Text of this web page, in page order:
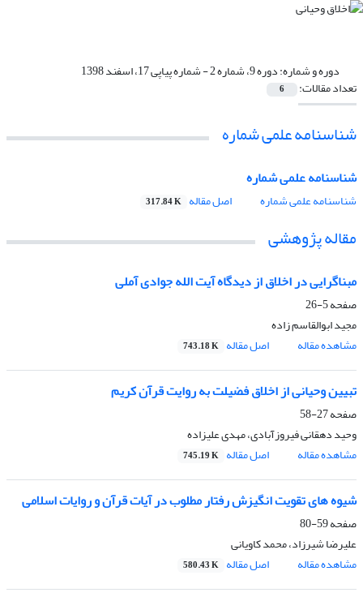
دوره و شماره:دوره 9، شماره 2 - شماره پیاپی 17، اسفند 1398
تعداد مقالات: 6
شناسنامه علمی شماره
شناسنامه علمی شماره
شناسنامه علمی شماره اصل مقاله 317.84 K
مقاله پژوهشی
مبناگرایی در اخلاق از دیدگاه آیت الله جوادی آملی
صفحه5-26
مجید ابوالقاسم زاده
مشاهده مقاله
اصل مقاله 743.18 K
تبیین وحیانی از اخلاق فضیلت به روایت قرآن کریم
صفحه27-58
وحید دهقانی فیروزآبادی، مهدی علیزاده
مشاهده مقاله
اصل مقاله 745.19 K
شیوه های تقویت انگیزش رفتار مطلوب در آیات قرآن و روایات اسلامی
صفحه59-80
علیرضا شیرزاد، محمد کاویانی
مشاهده مقاله
اصل مقاله 580.43 K